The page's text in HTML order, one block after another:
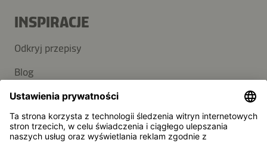
INSPIRACJE
Odkryj przepisy
Blog
Kontakt